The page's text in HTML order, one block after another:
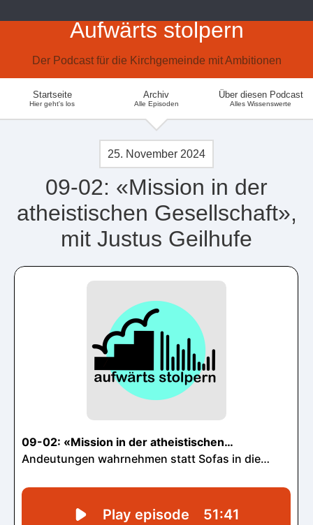
Aufwärts stolpern
Der Podcast für die Kirchgemeinde mit Ambitionen
Startseite
Hier geht's los
Archiv
Alle Episoden
Über diesen Podcast
Alles Wissenswerte
25. November 2024
09-02: «Mission in der
atheistischen Gesellschaft»,
mit Justus Geilhufe